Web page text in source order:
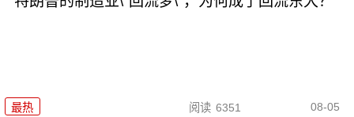
最热 阅读 6351 08-05